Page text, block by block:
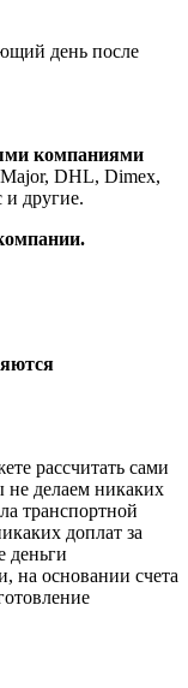
день после
компаниями
DHL, Dimex,
другие.
рассчитать сами
делаем никаких
транспортной
доплат за
деньги
на основании счета